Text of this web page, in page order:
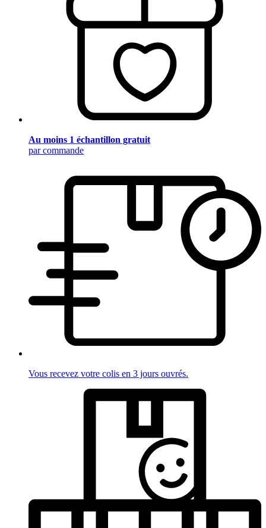
Au moins 1 échantillon gratuit
par commande
Vous recevez votre colis en 3 jours ouvrés.